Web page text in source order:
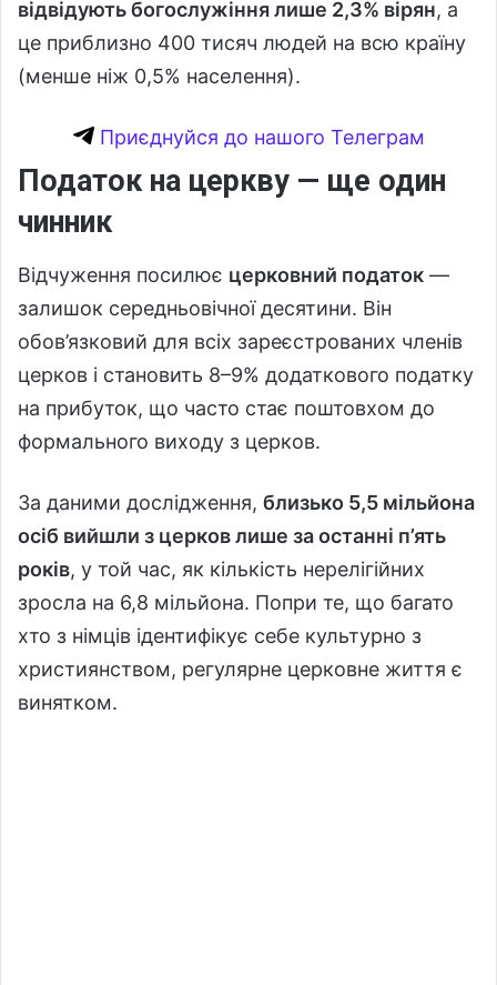
відвідують богослужіння лише 2,3% вірян, а
це приблизно 400 тисяч людей на всю країну
(менше ніж 0,5% населення).
Приєднуйся до нашого Телеграм
Податок на церкву — ще один
чинник
Відчуження посилює церковний податок —
залишок середньовічної десятини. Він
обов’язковий для всіх зареєстрованих членів
церков і становить 8–9% додаткового податку
на прибуток, що часто стає поштовхом до
формального виходу з церков.
За даними дослідження, близько 5,5 мільйона
осіб вийшли з церков лише за останні п’ять
років, у той час, як кількість нерелігійних
зросла на 6,8 мільйона. Попри те, що багато
хто з німців ідентифікує себе культурно з
християнством, регулярне церковне життя є
винятком.